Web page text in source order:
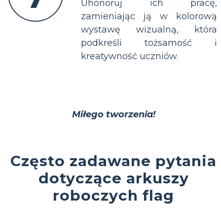
Uhonoruj ich pracę,
zamieniając ją w kolorową
wystawę wizualną, która
podkreśli tożsamość i
kreatywność uczniów.
Miłego tworzenia!
Często zadawane pytania
dotyczące arkuszy
roboczych flag